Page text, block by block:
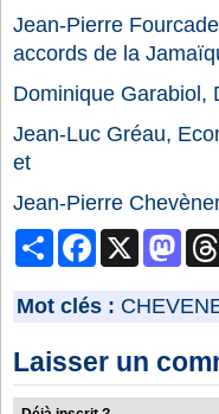
Jean-Pierre
accords de la
Dominique Garabiol,
Jean-Luc Gréau,
et
Jean-Pierre
PartagerFacebook
Mot clés :
Laisser un